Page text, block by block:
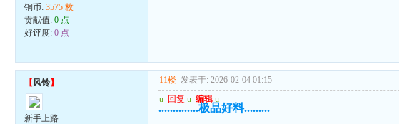
铜币:3575 枚
贡献值:0 点
好评度:0 点
【风铃】
新手上路
11楼 发表于: 2026-02-04 01:15 ---
u 回复 u 编辑 u
..............极品好料.........